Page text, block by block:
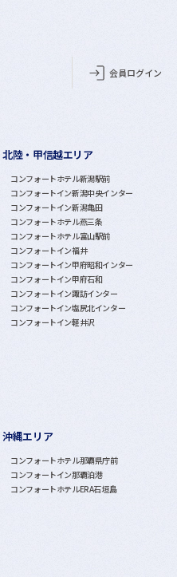
会員ログイン
北陸・甲信越エリア
コンフォートホテル新潟駅前
コンフォートイン新潟中央インター
コンフォートイン新潟亀田
コンフォートホテル燕三条
コンフォートホテル富山駅前
コンフォートイン福井
コンフォートイン甲府昭和インター
コンフォートイン甲府石和
コンフォートイン諏訪インター
コンフォートイン塩尻北インター
コンフォートイン軽井沢
沖縄エリア
コンフォートホテル那覇県庁前
コンフォートイン那覇泊港
コンフォートホテルERA石垣島